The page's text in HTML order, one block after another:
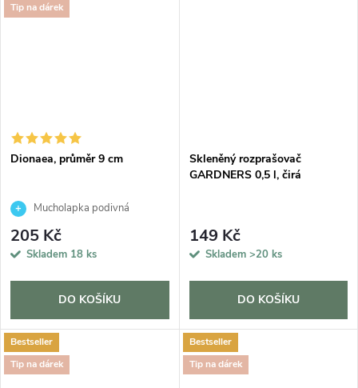
Tip na dárek
Dionaea, průměr 9 cm
Mucholapka podivná
205 Kč
Skladem 18 ks
DO KOŠÍKU
Skleněný rozprašovač
GARDNERS 0,5 l, čirá
149 Kč
Skladem >20 ks
DO KOŠÍKU
Bestseller
Tip na dárek
Bestseller
Tip na dárek